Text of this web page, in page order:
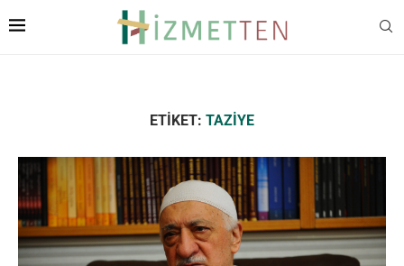
ETIKET: TAZIYE